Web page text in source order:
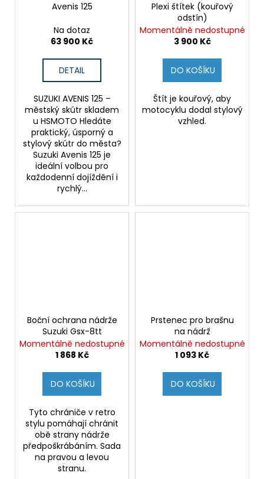
Avenis 125
Na dotaz
63 900 Kč
DETAIL
SUZUKI AVENIS 125 –
městský skútr skladem
u HSMOTO Hledáte
praktický, úsporný a
stylový skútr do města?
Suzuki Avenis 125 je
ideální volbou pro
každodenní dojíždění i
rychlý...
Plexi štítek (kouřový
odstín)
Momentálně nedostupné
3 900 Kč
DO KOŠÍKU
Štít je kouřový, aby
motocyklu dodal stylový
vzhled.
Boční ochrana nádrže
Suzuki Gsx-8tt
Momentálně nedostupné
1 868 Kč
DO KOŠÍKU
Tyto chrániče v retro
stylu pomáhají chránit
obě strany nádrže
předpoškrábáním. Sada
na pravou a levou
stranu.
Prstenec pro brašnu
na nádrž
Momentálně nedostupné
1 093 Kč
DO KOŠÍKU